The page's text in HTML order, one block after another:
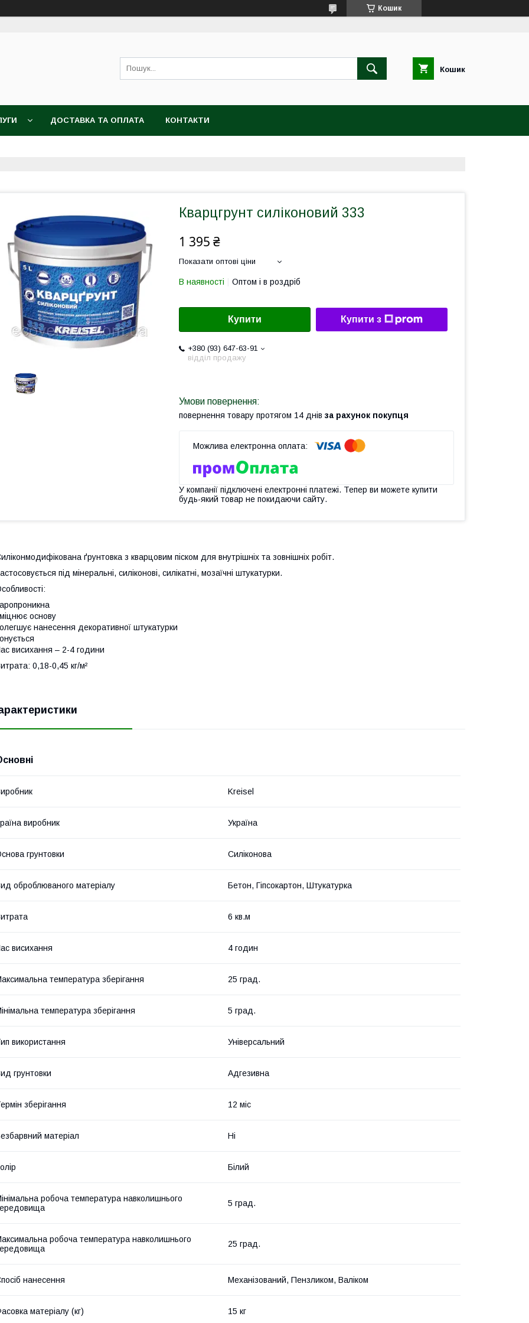
Кошик
Кошик
ДОСТАВКА ТА ОПЛАТА КОНТАКТИ
Кварцгрунт силіконовий 333
1 395 ₴
Показати оптові ціни
В наявності Оптом і в роздріб
Купити Купити з
+380 (93) 647-63-91
відділ продажу
повернення товару протягом 14 днів за рахунок покупця
У компанії підключені електронні платежі. Тепер ви можете купити
будь-який товар не покидаючи сайту.
ґрунтовка з кварцовим піском для внутрішніх та зовнішніх робіт.
під мінеральні, силіконові, силікатні, мозаїчні штукатурки.
основу
нанесення декоративної штукатурки
висихання – 2-4 години
0,18-0,45 кг/м²
Kreisel
виробник Україна
грунтовки Силіконова
оброблюваного матеріалу Бетон, Гіпсокартон, Штукатурка
6 кв.м
висихання 4 годин
температура зберігання 25 град.
температура зберігання 5 град.
використання Універсальний
грунтовки Адгезивна
зберігання 12 міс
матеріал Ні
Білий
робоча температура навколишнього
5 град.
робоча температура навколишнього
25 град.
нанесення Механізований, Пензликом, Валіком
матеріалу (кг) 15 кг